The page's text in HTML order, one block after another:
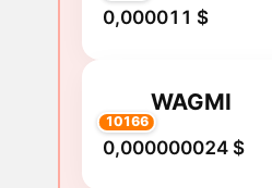
0,000011 $
10166
WAGMI
0,000000024 $